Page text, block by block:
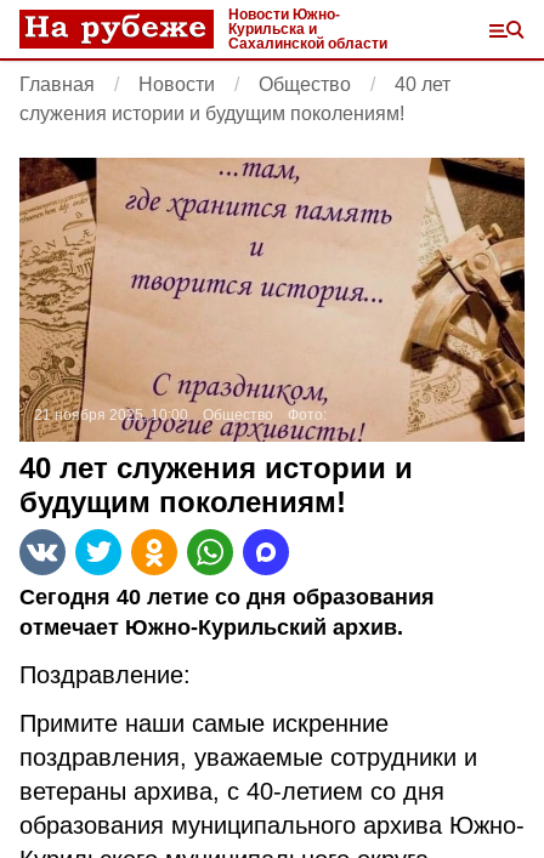
Новости Южно-
Курильска и
Сахалинской области
Главная Новости Общество
40 лет
служения истории и будущим поколениям!
21 ноября 2025, 10:00 Общество Фото:
40 лет служения истории и
будущим поколениям!
Сегодня 40 летие со дня образования
отмечает Южно-Курильский архив.
Поздравление:
Примите наши самые искренние
поздравления, уважаемые сотрудники и
ветераны архива, с 40-летием со дня
образования муниципального архива Южно-